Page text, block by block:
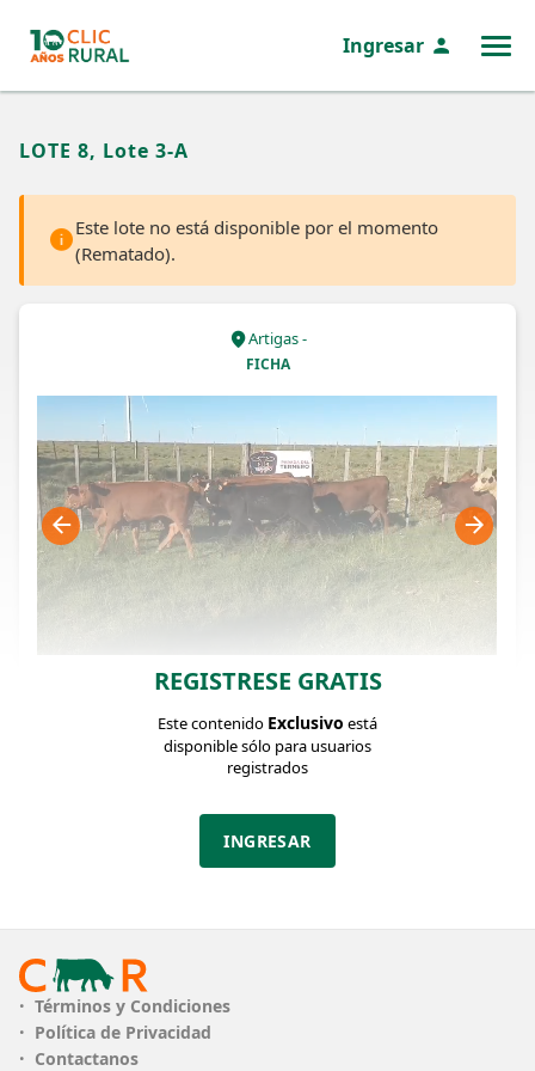
Ingresar
LOTE 8, Lote 3-A
Este lote no está disponible por el momento
(Rematado).
FICHA
Artigas -
Identificador: #318069
Terneros
Angus en su mayoría, ganado sano, buena
reposición.
PLAZO Contado
REGISTRESE GRATIS
Este contenido Exclusivo está
disponible sólo para usuarios
registrados
INGRESAR
Términos y Condiciones
Política de Privacidad
Contactanos